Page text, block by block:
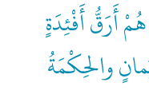
أَرَقُّ أَفْئِدَةٍ
والحِكْمَةُ